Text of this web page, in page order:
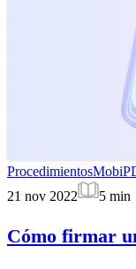
Procedimientos
21 nov 2022
5 min
Cómo firmar